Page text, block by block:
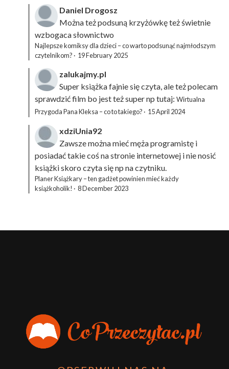
Daniel Drogosz
Można też podsuną krzyżówkęteż świetnie
wzbogaca słownictwo
Najlepsze komiksy dla dzieci – co warto podsunąć najmłodszym
czytelnikom? · 19 February 2025
zalukajmy.pl
Super książka fajnie się czyta, ale też polecam
sprawdzić film bo jest też super np tutaj: Wirtualna
Przygoda Pana Kleksa – co to takiego? · 15 April 2024
xdziUnia92
Zawsze można mieć męża programistę i
posiadać takie coś na stronie internetowej i nie nosić
książki skoro czyta się np na czytniku.
Planer Książkary – ten gadżet powinien mieć każdy
książkoholik! · 8 December 2023